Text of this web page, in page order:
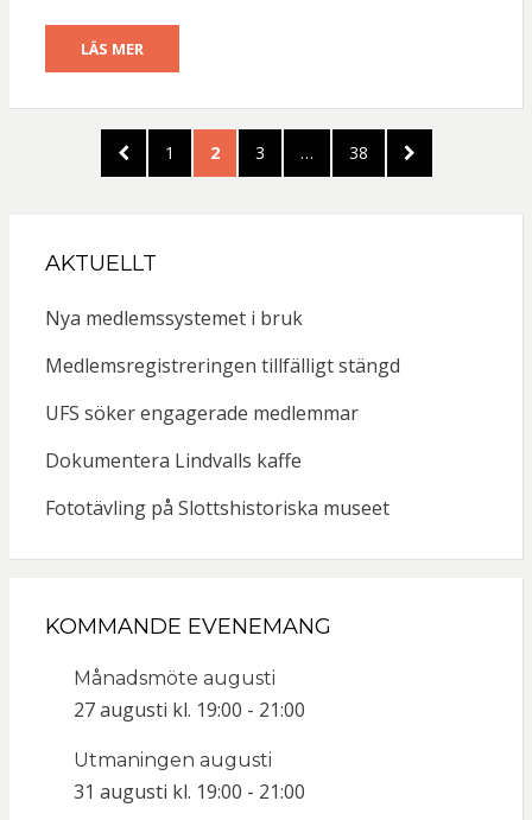
LÄS MER
Sidnumrering
FÖREGÅENDE
SIDA
SIDA
1 SIDA
2 SIDA
3 … SIDA
38
NÄSTA
SIDA
AKTUELLT
Nya medlemssystemet i bruk
Medlemsregistreringen tillfälligt stängd
UFS söker engagerade medlemmar
Dokumentera Lindvalls kaffe
Fototävling på Slottshistoriska museet
KOMMANDE EVENEMANG
Månadsmöte augusti
27 augusti kl. 19:00 - 21:00
Utmaningen augusti
31 augusti kl. 19:00 - 21:00